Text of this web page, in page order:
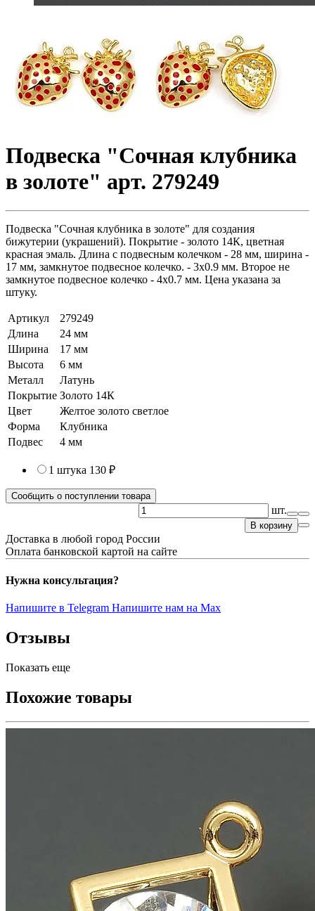
Подвеска "Сочная клубника
в золоте" арт. 279249
Подвеска "Сочная клубника в золоте" для создания
бижутерии (украшений). Покрытие - золото 14К, цветная
красная эмаль. Длина с подвесным колечком - 28 мм, ширина -
17 мм, замкнутое подвесное колечко. - 3х0.9 мм. Второе не
замкнутое подвесное колечко - 4х0.7 мм. Цена указана за
штуку.
Артикул
279249
Длина
24 мм
Ширина
17 мм
Высота
6 мм
Металл
Латунь
Покрытие Золото 14К
Цвет
Желтое золото светлое
Форма
Клубника
Подвес
4 мм
1 штука 130 ₽
Сообщить о поступлении товара
шт.
В корзину
Доставка в любой город России
Оплата банковской картой на сайте
Нужна консультация?
Напишите в Telegram Напишите нам на Max
Отзывы
Показать еще
Похожие товары